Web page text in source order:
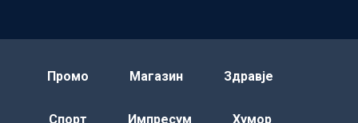
Промо Магазин Здравје
Спорт Импресум Хумор